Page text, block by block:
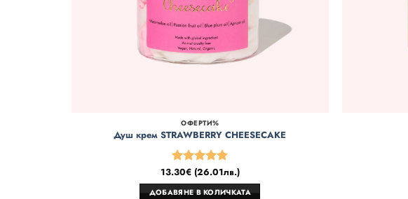
ОФЕРТИ%
Душ крем STRAWBERRY CHEESECAKE
Оценено
на5от 5
13.30€ (26.01лв.)
ДОБАВЯНЕ В КОЛИЧКАТА